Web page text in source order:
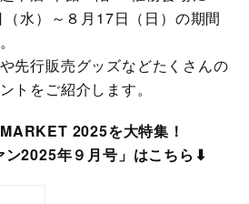
水）～８月17日（日）の期間
先行販売グッズなどたくさんの
トをご紹介します。
2025を大特集！
ン2025年９月号」はこちら⬇︎